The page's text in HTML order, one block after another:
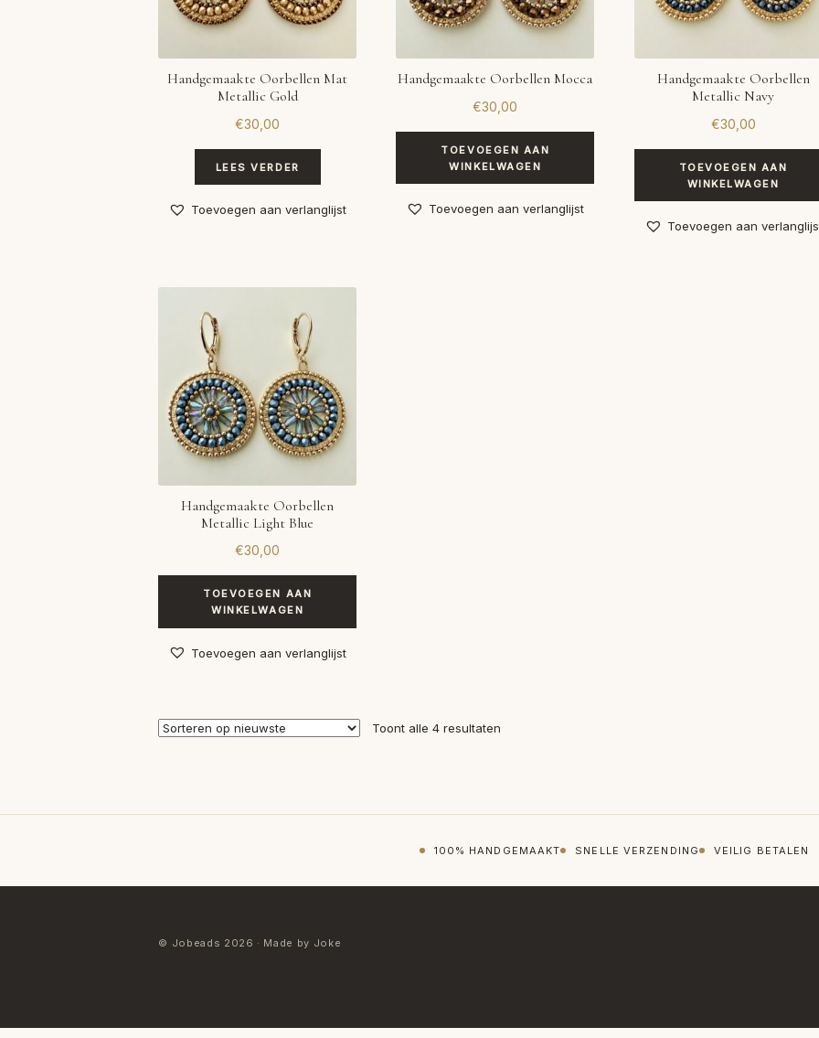
Handgemaakte Oorbellen Mat
Metallic Gold
€30,00
LEES VERDER
Toevoegen aan verlanglijst
Handgemaakte Oorbellen Mocca
€30,00
TOEVOEGEN AAN
WINKELWAGEN
Toevoegen aan verlanglijst
Handgemaakte Oorbellen
Metallic Navy
€30,00
TOEVOEGEN AAN
WINKELWAGEN
Toevoegen aan
Handgemaakte Oorbellen
Metallic Light Blue
€30,00
TOEVOEGEN AAN
WINKELWAGEN
Toevoegen aan verlanglijst
Toont alle 4 resultaten
100% HANDGEMAAKT SNELLE VERZENDING VEILIG BETALEN
© Jobeads 2026 · Made by Joke